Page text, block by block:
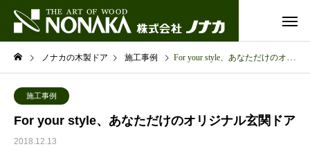
ノナカの木製ドア 施工事例 For your style、あなただけのオリジナル玄関ドア
施工事例
For your style、あなただけのオリジナル玄関ドア
2018.12.13